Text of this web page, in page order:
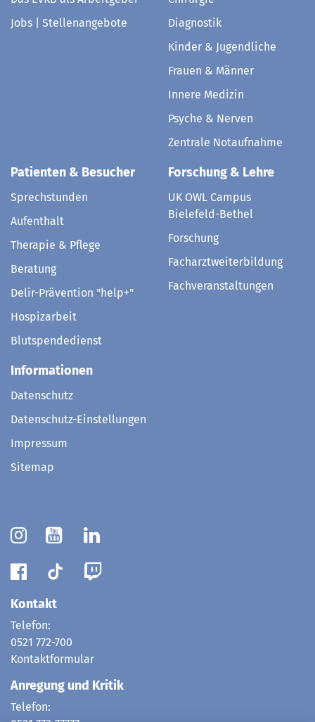
Jobs | Stellenangebote
Diagnostik
Kinder & Jugendliche
Frauen & Männer
Innere Medizin
Psyche & Nerven
Zentrale Notaufnahme
Patienten & Besucher
Sprechstunden
Aufenthalt
Therapie & Pflege
Beratung
Delir-Prävention "help+"
Hospizarbeit
Blutspendedienst
Forschung & Lehre
UK OWL Campus
Bielefeld-Bethel
Forschung
Facharztweiterbildung
Fachveranstaltungen
Informationen
Datenschutz
Datenschutz-Einstellungen
Impressum
Sitemap
Kontakt
Telefon:
0521 772-700
Kontaktformular
Anregung und Kritik
Telefon: